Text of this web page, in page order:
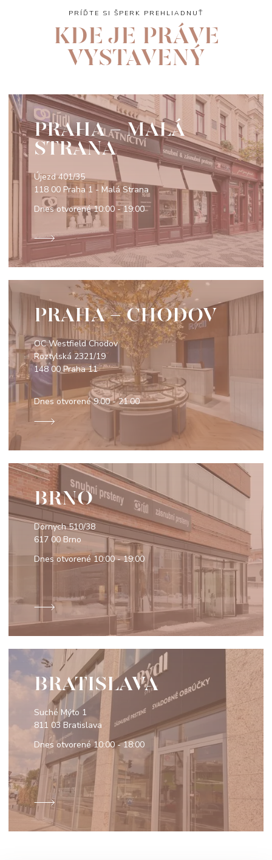
PRÍĎTE SI ŠPERK PREHLIADNUŤ
KDE JE PRÁVE
VYSTAVENÝ
PRAHA - MALÁ
STRANA
Újezd 401/35
118 00 Praha 1 - Malá Strana
Dnes otvorené10:00 - 19:00
PRAHA - CHODOV
OC Westfield Chodov
Roztylská 2321/19
148 00 Praha 11
Dnes otvorené9:00 - 21:00
BRNO
Dornych 510/38
617 00 Brno
Dnes otvorené 10:00 - 19:00
BRATISLAVA
Suché Mýto 1
811 03 Bratislava
Dnes otvorené10:00 - 18:00